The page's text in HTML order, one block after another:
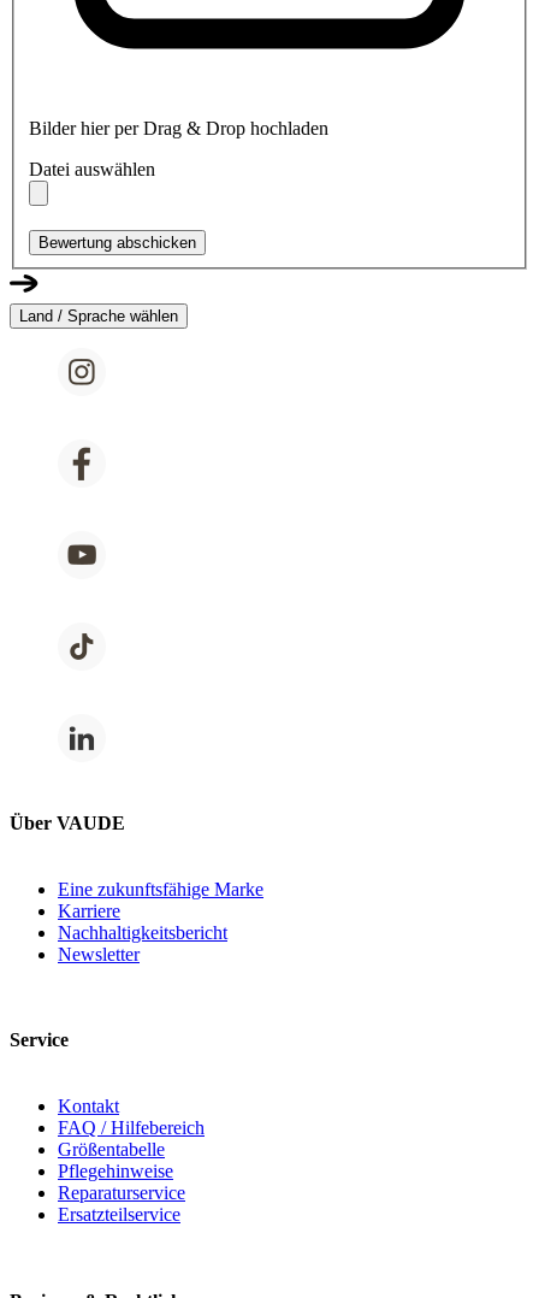
Bilder hier per Drag & Drop hochladen
Datei auswählen
Bewertung abschicken
Land / Sprache wählen
Über VAUDE
Eine zukunftsfähige Marke
Karriere
Nachhaltigkeitsbericht
Newsletter
Service
Kontakt
FAQ / Hilfebereich
Größentabelle
Pflegehinweise
Reparaturservice
Ersatzteilservice